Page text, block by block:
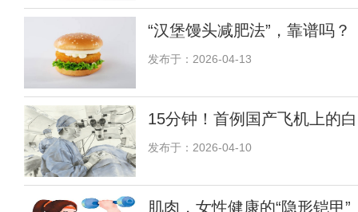
“汉堡馒头减肥法”，靠谱吗？
发布于：2026-04-13
15分钟！首例国产飞机上的
发布于：2026-04-10
肌肉，女性健康的“隐形铠甲”